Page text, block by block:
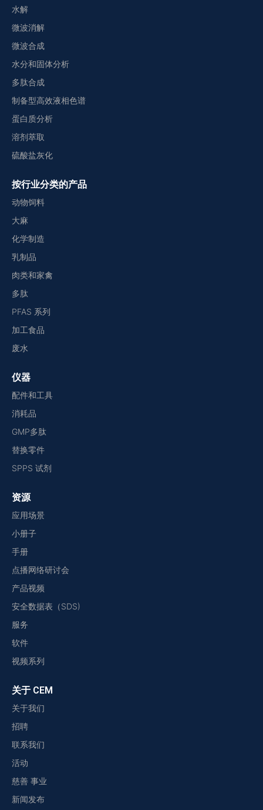
水解
微波消解
微波合成
水分和固体分析
多肽合成
制备型高效液相色谱
蛋白质分析
溶剂萃取
硫酸盐灰化
按行业分类的产品
动物饲料
大麻
化学制造
乳制品
肉类和家禽
多肽
PFAS 系列
加工食品
废水
仪器
配件和工具
消耗品
GMP多肽
替换零件
SPPS 试剂
资源
应用场景
小册子
手册
点播网络研讨会
产品视频
安全数据表（SDS)
服务
软件
视频系列
关于 CEM
关于我们
招聘
联系我们
活动
慈善 事业
新闻发布